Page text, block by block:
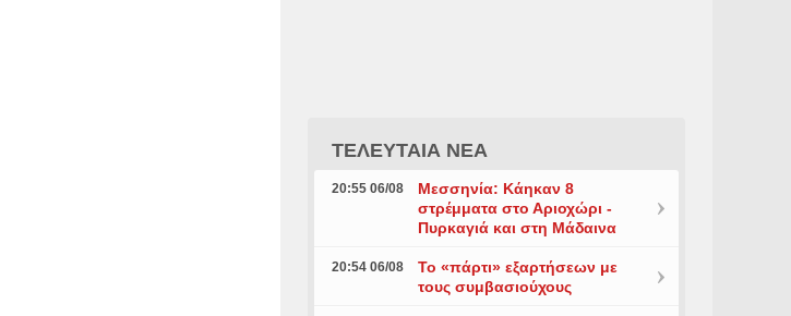
ΤΕΛΕΥΤΑΙΑ ΝΕΑ
20:55 06/08
Μεσσηνία: Κάηκαν 8
στρέμματα στο Αριοχώρι -
Πυρκαγιά και στη Μάδαινα
20:54 06/08
Το «πάρτι» εξαρτήσεων με
τους συμβασιούχους